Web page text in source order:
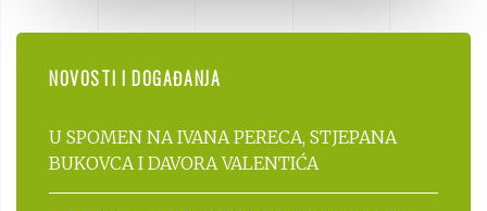
NOVOSTI I DOGAĐANJA
U SPOMEN NA IVANA PERECA, STJEPANA
BUKOVCA I DAVORA VALENTIĆA